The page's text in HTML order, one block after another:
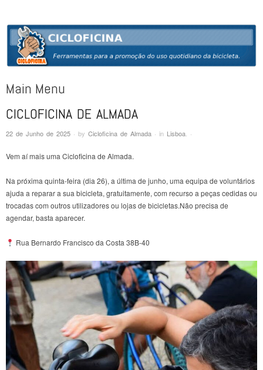
CICLOFICINA
Ferramentas para a promoção do uso quotidiano da bicicleta
Main Menu
Skip to content
CICLOFICINA DE ALMADA
22 de Junho de 2025 · by Cicloficina de Almada · in Lisboa ·
Vem aí mais uma Cicloficina de Almada.
Na próxima quinta-feira (dia 26), a última de junho, uma equipa de voluntários
ajuda a reparar a sua bicicleta, gratuitamente, com recurso a peças cedidas ou
trocadas com outros utilizadores ou lojas de bicicletas.Não precisa de
agendar, basta aparecer.
Rua Bernardo Francisco da Costa 38B-40